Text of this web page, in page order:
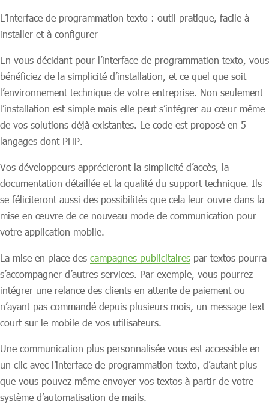
L’interface de programmation texto : outil pratique, facile à
installer et à configurer
En vous décidant pour l’interface de programmation texto, vous
bénéficiez de la simplicité d’installation, et ce quel que soit
l’environnement technique de votre entreprise. Non seulement
l’installation est simple mais elle peut s’intégrer au cœur même
de vos solutions déjà existantes. Le code est proposé en 5
langages dont PHP.
Vos développeurs apprécieront la simplicité d’accès, la
documentation détaillée et la qualité du support technique. Ils
se féliciteront aussi des possibilités que cela leur ouvre dans la
mise en œuvre de ce nouveau mode de communication pour
votre application mobile.
La mise en place des campagnes publicitaires par textos pourra
s’accompagner d’autres services. Par exemple, vous pourrez
intégrer une relance des clients en attente de paiement ou
n’ayant pas commandé depuis plusieurs mois, un message text
court sur le mobile de vos utilisateurs.
Une communication plus personnalisée vous est accessible en
un clic avec l’interface de programmation texto, d’autant plus
que vous pouvez même envoyer vos textos à partir de votre
système d’automatisation de mails.